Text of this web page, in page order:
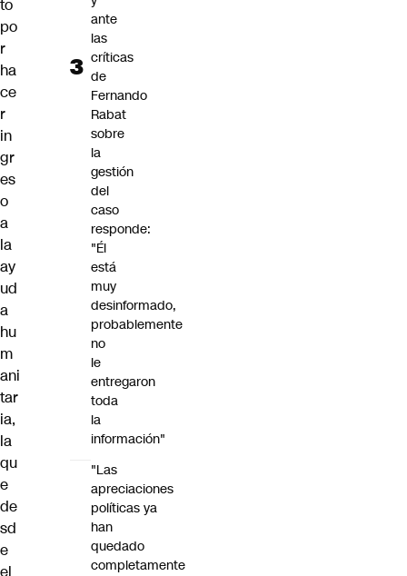
to
po
r
ha
ce
r
in
gr
es
o
a
la
ay
ud
a
hu
m
ani
tar
ia,
la
qu
e
de
sd
e
el
ante
las
críticas
de
Fernando
Rabat
sobre
la
gestión
del
caso
responde:
"Él
está
muy
desinformado,
probablemente
no
le
entregaron
toda
la
información"
"Las
apreciaciones
políticas ya
han
quedado
completamente